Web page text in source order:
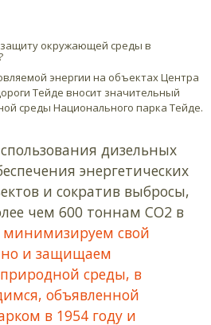
окружающей среды в
энергии на объектах Центра
Тейде вносит значительный
среды Национального парка Тейде.
дизельных
энергетических
и сократив выбросы,
чем 600 тоннам CO2 в
минимизируем свой
но и защищаем
среды, в
объявленной
в 1954 году и